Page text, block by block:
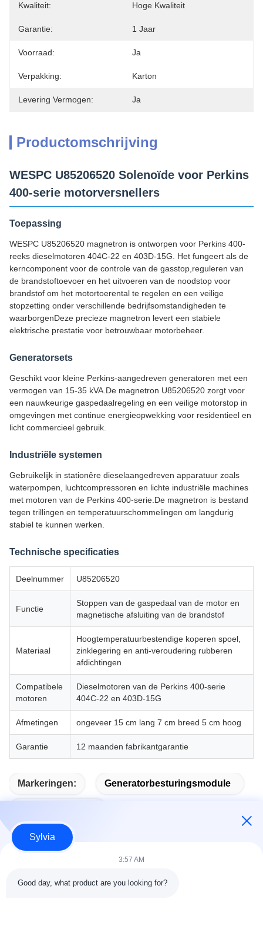
Kwaliteit: Hoge Kwaliteit
Garantie: 1 Jaar
Voorraad: Ja
Verpakking: Karton
Levering Vermogen: Ja
Productomschrijving
WESPC U85206520 Solenoïde voor Perkins
400-serie motorversnellers
Toepassing
WESPC U85206520 magnetron is ontworpen voor Perkins 400-
reeks dieselmotoren 404C‐22 en 403D‐15G. Het fungeert als de
kerncomponent voor de controle van de gasstop,reguleren van
de brandstoftoevoer en het uitvoeren van de noodstop voor
brandstof om het motortoerental te regelen en een veilige
stopzetting onder verschillende bedrijfsomstandigheden te
waarborgenDeze precieze magnetron levert een stabiele
elektrische prestatie voor betrouwbaar motorbeheer.
Generatorsets
Geschikt voor kleine Perkins-aangedreven generatoren met een
vermogen van 15-35 kVA.De magnetron U85206520 zorgt voor
een nauwkeurige gaspedaalregeling en een veilige motorstop in
omgevingen met continue energieopwekking voor residentieel en
licht commercieel gebruik.
Industriële systemen
Gebruikelijk in stationêre dieselaangedreven apparatuur zoals
waterpompen, luchtcompressoren en lichte industriële machines
met motoren van de Perkins 400-serie.De magnetron is bestand
tegen trillingen en temperatuurschommelingen om langdurig
stabiel te kunnen werken.
Technische specificaties
Deelnummer U85206520
Functie
Stoppen van de gaspedaal van de motor en
magnetische afsluiting van de brandstof
Materiaal
Hoogtemperatuurbestendige koperen spoel,
zinklegering en anti-veroudering rubberen
afdichtingen
Compatibele
motoren
Dieselmotoren van de Perkins 400-serie
404C‐22 en 403D‐15G
Afmetingen ongeveer 15 cm lang 7 cm breed 5 cm hoog
Garantie 12 maanden fabrikantgarantie
Markeringen: Generatorbesturingsmodule
Snel contact
Sylvia
3:57 AM
Good day, what product are you looking for?